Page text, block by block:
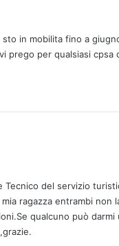
in mobilita fino a
prego per qualsiasi cpsa
Tecnico del servizio
ragazza entrambi non
qualcuno può